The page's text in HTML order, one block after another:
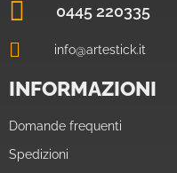
0445 220335
info@artestick.it
INFORMAZIONI
Domande frequenti
Spedizioni